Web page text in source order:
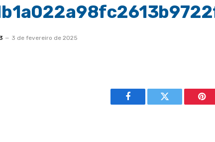
3 de fevereiro de 2025
Facebook Twitter